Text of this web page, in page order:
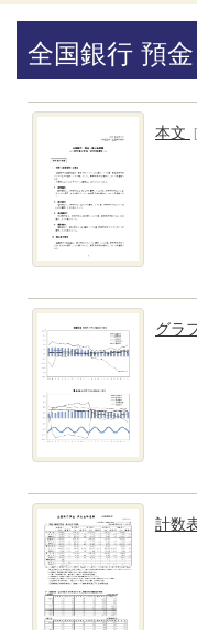
全国銀行 預
本文
グラ
計数